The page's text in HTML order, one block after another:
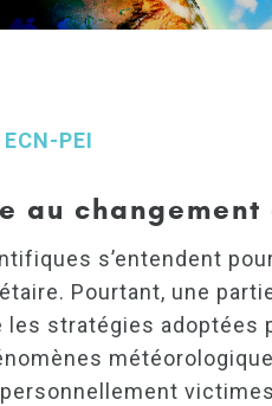
ECN-PEI
au
s’entendent
Pourtant, une
les stratégies